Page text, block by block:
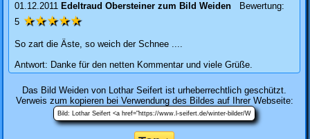
01.12.2011 Edeltraud Obersteiner zum Bild Weiden Bewertung:
5 ★★★★★
So zart die Äste, so weich der Schnee ....
Antwort: Danke für den netten Kommentar und viele Grüße.
Das BildWeiden von Lothar Seifert ist urheberrechtlich geschützt.
Verweis zum kopieren bei Verwendung des Bildes auf Ihrer Webseite: